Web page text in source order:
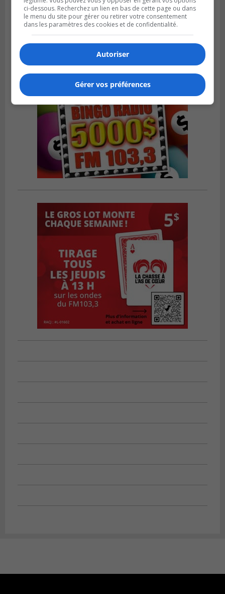
Publié le 26 juillet 2026 à 08h01
Saint‑Bruno veut accélérer l’abandon des
outils à essence
ci-dessous. Recherchez un lien en bas de cette page ou dans
le menu du site pour gérer ou retirer votre consentement
dans les paramètres des cookies et de confidentialité.
Autoriser
Gérer vos préférences